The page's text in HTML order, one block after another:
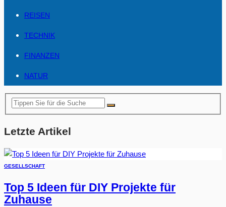
REISEN
TECHNIK
FINANZEN
NATUR
Letzte Artikel
GESELLSCHAFT
Top 5 Ideen für DIY Projekte für
Zuhause